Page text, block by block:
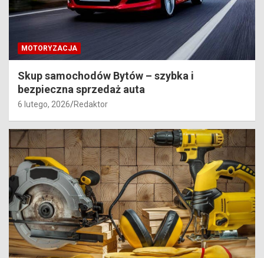
MOTORYZACJA
Skup samochodów Bytów – szybka i
bezpieczna sprzedaż auta
6 lutego, 2026 Redaktor